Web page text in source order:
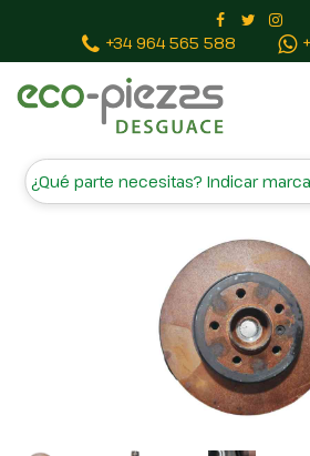
+34 964 565 588
MANGUETA
DERECHA 3412024 31213412020